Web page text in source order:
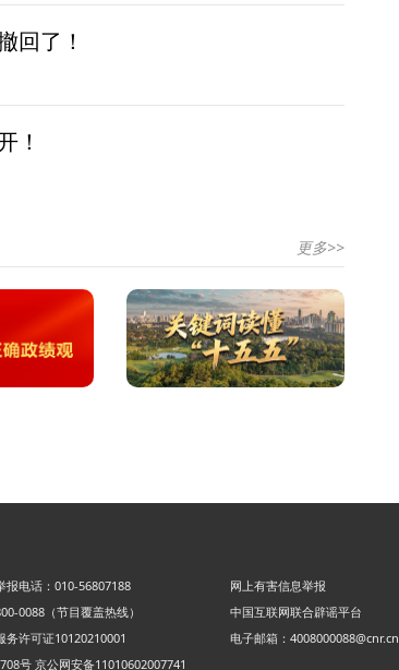
回了！
！
更多>>
报电话：010-56807188
网上有害信息举报
0088（节目覆盖热线）
中国互联网联合辟谣平台
务许可证10120210001
电子邮箱：4008000088@cnr.cn
号 京公网安备11010602007741